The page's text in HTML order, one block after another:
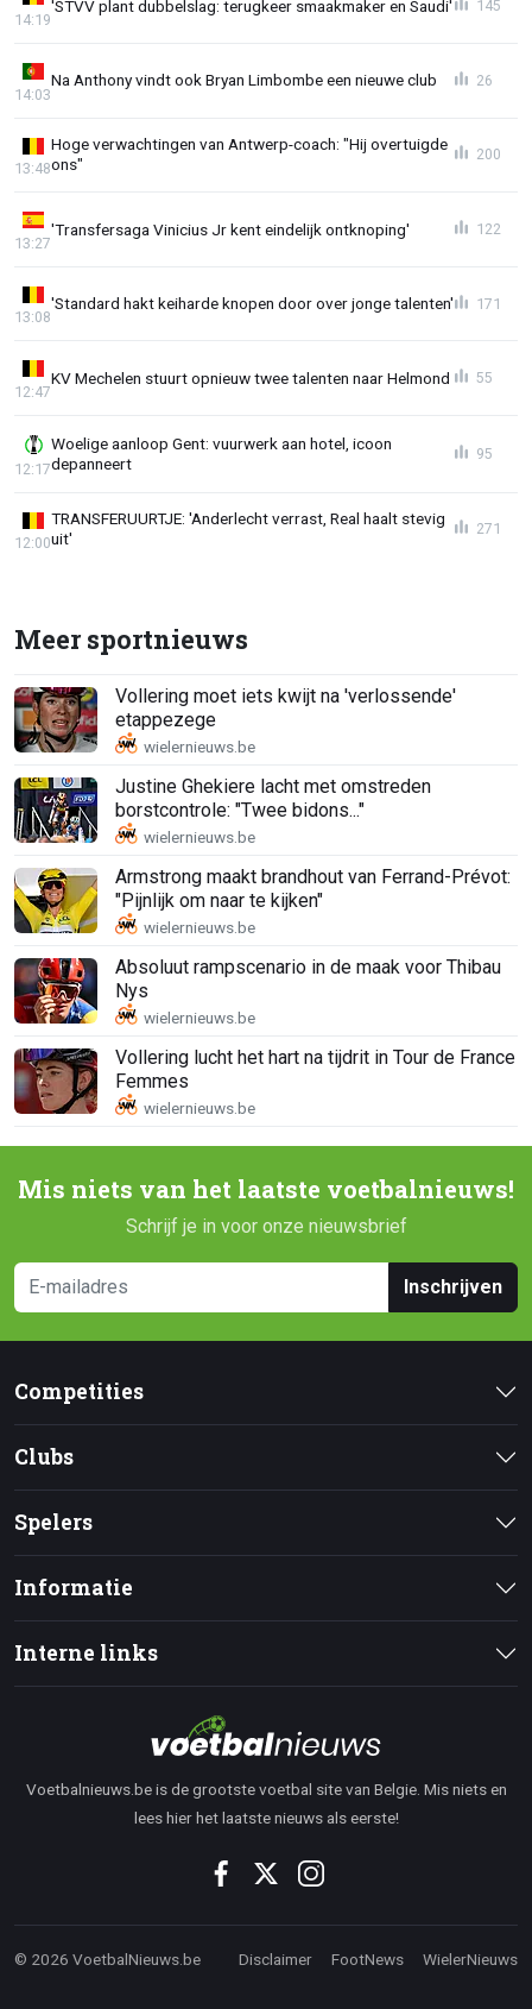
'STVV plant dubbelslag: terugkeer smaakmaker en Saudi'
14:19
145
Na Anthony vindt ook Bryan Limbombe een nieuwe club
14:03
26
Hoge verwachtingen van Antwerp-coach: "Hij overtuigde
ons"
13:48
200
'Transfersaga Vinicius Jr kent eindelijk ontknoping'
13:27
122
'Standard hakt keiharde knopen door over jonge talenten'
13:08
171
KV Mechelen stuurt opnieuw twee talenten naar Helmond
12:47
55
Woelige aanloop Gent: vuurwerk aan hotel, icoon
depanneert
12:17
95
TRANSFERUURTJE: 'Anderlecht verrast, Real haalt stevig
uit'
12:00
271
Meer sportnieuws
Vollering moet iets kwijt na 'verlossende'
etappezege
Justine Ghekiere lacht met omstreden
borstcontrole: "Twee bidons..."
Armstrong maakt brandhout van Ferrand-Prévot:
"Pijnlijk om naar te kijken"
Absoluut rampscenario in de maak voor Thibau
Nys
Vollering lucht het hart na tijdrit in Tour de France
Femmes
Mis niets van het laatste voetbalnieuws!
Schrijf je in voor onze nieuwsbrief
Inschrijven
Competities
Clubs
Spelers
Informatie
Interne links
Voetbalnieuws.be is de grootste voetbal site van Belgie. Mis niets en
lees hier het laatste nieuws als eerste!
© 2026 VoetbalNieuws.be Disclaimer FootNews WielerNieuws